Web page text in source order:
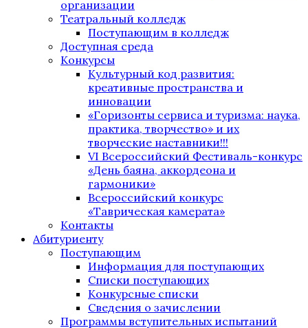
организации
Театральный колледж
Поступающим в колледж
Доступная среда
Конкурсы
Культурный код развития:
креативные пространства и
инновации
«Горизонты сервиса и туризма: наука,
практика, творчество» и их
творческие наставники!!!
VI Всероссийский Фестиваль-конкурс
«День баяна, аккордеона и
гармоники»
Всероссийский конкурс
«Таврическая камерата»
Контакты
Абитуриенту
Поступающим
Информация для поступающих
Списки поступающих
Конкурсные списки
Сведения о зачислении
Программы вступительных испытаний